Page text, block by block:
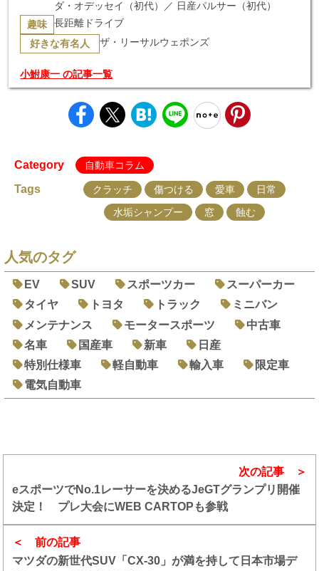
ダ・オデッセイ（初代）／ 日産パルサー（初代）
趣味 長距離ドライブ
好きな有名人 ザ・リーサルウェポンズ
小鮒康一 の記事一覧
Category 自動車コラム
Tags クラッチ 傷つける 愛車
日常
水垢シャンプー
窓 蝕む
人気のタグ
EV SUV スポーツカー
スーパーカー
タイヤ
トヨタ トラック
ミニバン
メンテナンス
モータースポーツ
中古車
名車
国産車 新車
日産
特別仕様車
軽自動車 輸入車
限定車
電気自動車
前の記事
マツダの新世代SUV「CX-30」が満を持して日本市場デ
次の記事
eスポーツでNo.1レーサーを決めるJeGTグランプリ開催
決定！ プレ大会にWEB CARTOPも参戦